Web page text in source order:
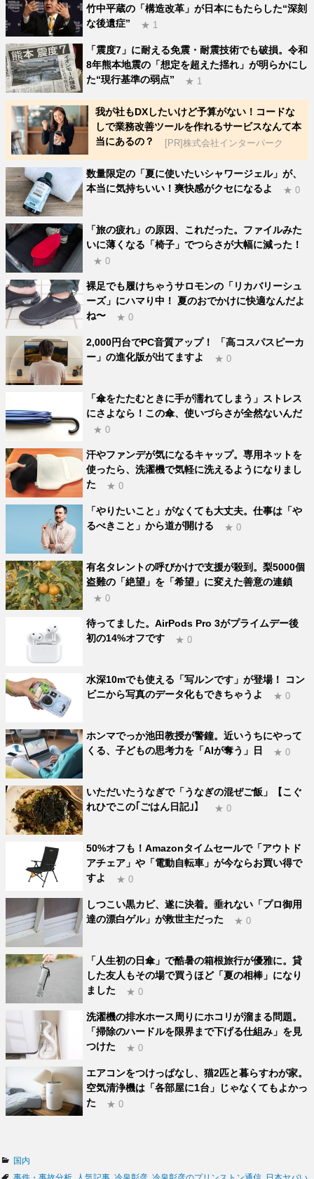
竹中平蔵の「構造改革」が日本にもたらした“深刻
な後遺症”
★ 1
「震度7」に耐える免震・耐震技術でも破損。令和
8年熊本地震の「想定を超えた揺れ」が明らかにし
た“現行基準の弱点”
★ 1
我が社もDXしたいけど予算がない！コードな
しで業務改善ツールを作れるサービスなんて本
当にあるの？
[PR]株式会社インターパーク
数量限定の「夏に使いたいシャワージェル」が、
本当に気持ちいい！爽快感がクセになるよ
★ 0
「旅の疲れ」の原因、これだった。ファイルみた
いに薄くなる「椅子」でつらさが大幅に減った！
★ 0
裸足でも履けちゃうサロモンの「リカバリーシュ
ーズ」にハマり中！ 夏のおでかけに快適なんだよ
ね〜
★ 0
2,000円台でPC音質アップ！ 「高コスパスピーカ
ー」の進化版が出てますよ
★ 0
「傘をたたむときに手が濡れてしまう」ストレス
にさよなら！この傘、使いづらさが全然ないんだ
★ 0
汗やファンデが気になるキャップ。専用ネットを
使ったら、洗濯機で気軽に洗えるようになりまし
た
★ 0
「やりたいこと」がなくても大丈夫。仕事は「や
るべきこと」から道が開ける
★ 0
有名タレントの呼びかけで支援が殺到。梨5000個
盗難の「絶望」を「希望」に変えた善意の連鎖
★ 0
待ってました。AirPods Pro 3がプライムデー後
初の14%オフです
★ 0
水深10mでも使える「写ルンです」が登場！ コン
ビニから写真のデータ化もできちゃうよ
★ 0
ホンマでっか池田教授が警鐘。近いうちにやって
くる、子どもの思考力を「AIが奪う」日
★ 0
いただいたうなぎで「うなぎの混ぜご飯」【こぐ
れひでこの｢ごはん日記｣】
★ 0
50%オフも！Amazonタイムセールで「アウトド
アチェア」や「電動自転車」が今ならお買い得で
すよ
★ 0
しつこい黒カビ、遂に決着。垂れない「プロ御用
達の漂白ゲル」が救世主だった
★ 0
「人生初の日傘」で酷暑の箱根旅行が優雅に。貸
した友人もその場で買うほど「夏の相棒」になり
ました
★ 0
洗濯機の排水ホース周りにホコリが溜まる問題。
「掃除のハードルを限界まで下げる仕組み」を見
つけた
★ 0
エアコンをつけっぱなし、猫2匹と暮らすわが家。
空気清浄機は「各部屋に1台」じゃなくてもよかっ
た
★ 0
カ
テ
国内